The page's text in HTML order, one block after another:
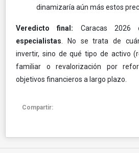
dinamizaría aún más estos
Veredicto final: Caracas 2026
especialistas . No se trata de
invertir, sino de qué tipo de activo
familiar o revalorización por
objetivos financieros a largo plazo.
Compartir: